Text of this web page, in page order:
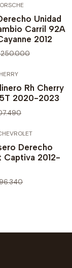
Unidad
Carril 92A
2012
Rh Cherry
2020-2023
Derecho
Captiva 2012-